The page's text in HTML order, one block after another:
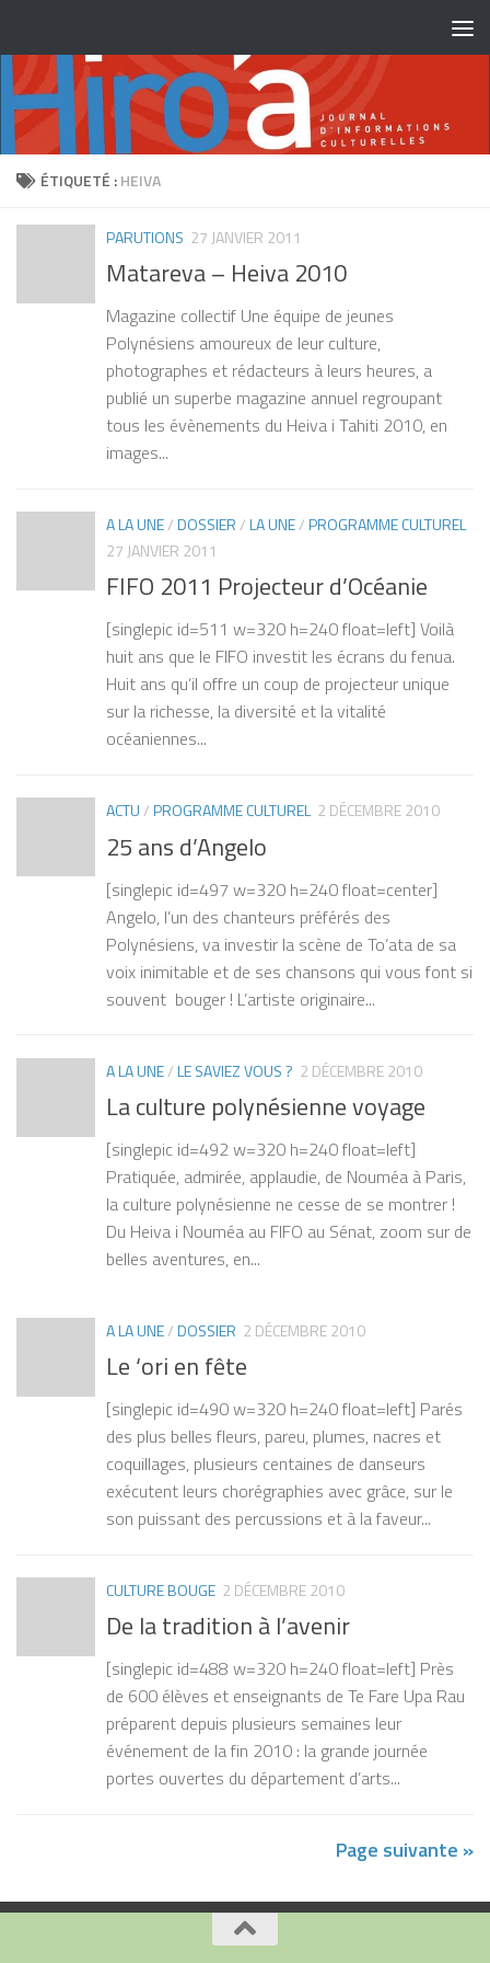
ÉTIQUETÉ :HEIVA
PARUTIONS 27 JANVIER 2011
Matareva – Heiva 2010
Magazine collectif Une équipe de jeunes
Polynésiens amoureux de leur culture,
photographes et rédacteurs à leurs heures, a
publié un superbe magazine annuel regroupant
tous les évènements du Heiva i Tahiti 2010, en
images...
A LA UNE/DOSSIER/LA UNE/PROGRAMME CULTUREL
27 JANVIER 2011
FIFO 2011 Projecteur d’Océanie
[singlepic id=511 w=320 h=240 float=left] Voilà
huit ans que le FIFO investit les écrans du fenua.
Huit ans qu’il offre un coup de projecteur unique
sur la richesse, la diversité et la vitalité
océaniennes...
ACTU/PROGRAMME CULTUREL 2 DÉCEMBRE 2010
25 ans d’Angelo
[singlepic id=497 w=320 h=240 float=center]
Angelo, l’un des chanteurs préférés des
Polynésiens, va investir la scène de To’ata de sa
voix inimitable et de ses chansons qui vous font si
souvent bouger ! L’artiste originaire...
A LA UNE/LE SAVIEZ VOUS ? 2 DÉCEMBRE 2010
La culture polynésienne voyage
[singlepic id=492 w=320 h=240 float=left]
Pratiquée, admirée, applaudie, de Nouméa à Paris,
la culture polynésienne ne cesse de se montrer !
Du Heiva i Nouméa au FIFO au Sénat, zoom sur de
belles aventures, en...
A LA UNE/DOSSIER 2 DÉCEMBRE 2010
Le ‘ori en fête
[singlepic id=490 w=320 h=240 float=left] Parés
des plus belles fleurs, pareu, plumes, nacres et
coquillages, plusieurs centaines de danseurs
exécutent leurs chorégraphies avec grâce, sur le
son puissant des percussions et à la faveur...
CULTURE BOUGE 2 DÉCEMBRE 2010
De la tradition à l’avenir
[singlepic id=488 w=320 h=240 float=left] Près
de 600 élèves et enseignants de Te Fare Upa Rau
préparent depuis plusieurs semaines leur
événement de la fin 2010 : la grande journée
portes ouvertes du département d’arts...
Page suivante »